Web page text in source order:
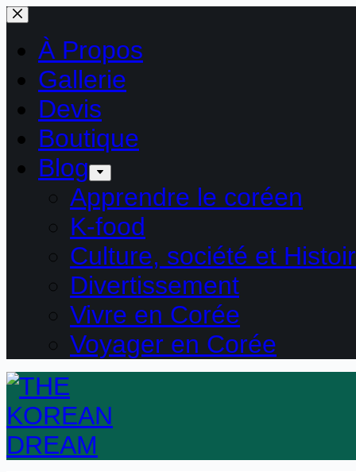
Passer
au
contenuÀ Propos
Gallerie
Devis
Boutique
Blog
Apprendre le coréen
K-food
Culture, société et
Divertissement
Vivre en Corée
Voyager en Corée